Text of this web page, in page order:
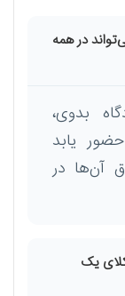
در همه
بدوی،
یابد
آن‌ها در
یک